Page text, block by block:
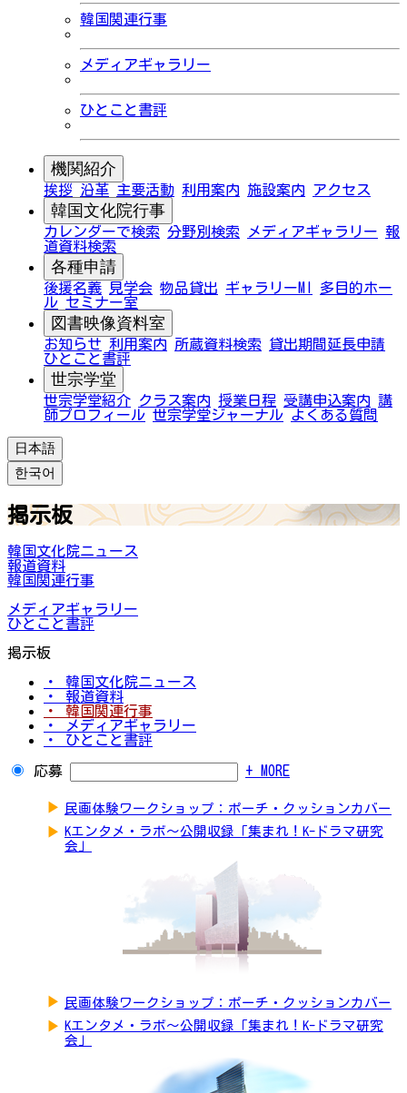
韓国関連行事
メディアギャラリー
ひとこと書評
機関紹介
挨拶 沿革 主要活動 利用案内 施設案内 アクセス
韓国文化院行事
カレンダーで検索 分野別検索 メディアギャラリー 報
道資料検索
各種申請
後援名義 見学会 物品貸出 ギャラリーMI
多目的ホー
ル セミナー室
図書映像資料室
お知らせ 利用案内 所蔵資料検索
貸出期間延長申請
ひとこと書評
世宗学堂
世宗学堂紹介 クラス案内 授業日程 受講申込案内 講
師プロフィール 世宗学堂ジャーナル よくある質問
日本語
한국어
掲示板
韓国文化院ニュース
報道資料
韓国関連行事
メディアギャラリー
ひとこと書評
掲示板
・ 韓国文化院ニュース
・ 報道資料
・ 韓国関連行事
・ メディアギャラリー
・ ひとこと書評
応募 + MORE
▶ 民画体験ワークショップ：ポーチ・クッションカバー
▶ Kエンタメ・ラボ～公開収録「集まれ！K-ドラマ研究
会」
▶ 民画体験ワークショップ：ポーチ・クッションカバー
▶ Kエンタメ・ラボ～公開収録「集まれ！K-ドラマ研究
会」